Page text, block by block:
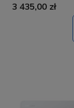
Grey
3 435,00 zł